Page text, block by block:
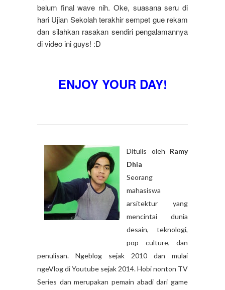
belum final wave nih. Oke, suasana seru di
hari Ujian Sekolah terakhir sempet gue rekam
dan silahkan rasakan sendiri pengalamannya
di video ini guys! :D
ENJOY YOUR DAY!
Ditulis oleh Ramy
Dhia
Seorang
mahasiswa
arsitektur yang
mencintai dunia
desain, teknologi,
pop culture, dan
penulisan. Ngeblog sejak 2010 dan mulai
ngeVlog di Youtube sejak 2014. Hobi nonton TV
Series dan merupakan pemain abadi dari game